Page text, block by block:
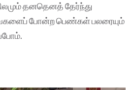
தனதெனத் தேர்ந்து
போன்ற பெண்கள் பலரையும்